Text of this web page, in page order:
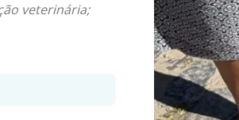
veterinária;